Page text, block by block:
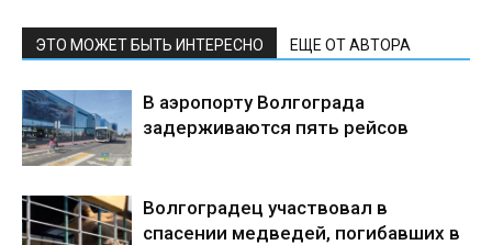
ЭТО МОЖЕТ БЫТЬ ИНТЕРЕСНО ЕЩЕ ОТ АВТОРА
В аэропорту Волгограда
задерживаются пять рейсов
Волгоградец участвовал в
спасении медведей, погибавших в